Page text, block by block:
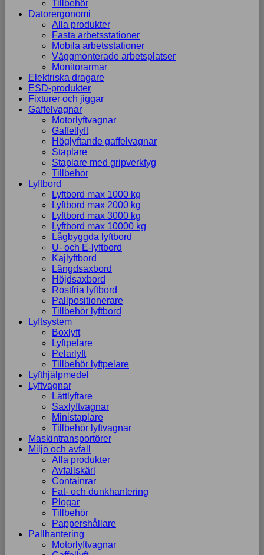
Tillbehör
Datorergonomi
Alla produkter
Fasta arbetsstationer
Mobila arbetsstationer
Väggmonterade arbetsplatser
Monitorarmar
Elektriska dragare
ESD-produkter
Fixturer och jiggar
Gaffelvagnar
Motorlyftvagnar
Gaffellyft
Höglyftande gaffelvagnar
Staplare
Staplare med gripverktyg
Tillbehör
Lyftbord
Lyftbord max 1000 kg
Lyftbord max 2000 kg
Lyftbord max 3000 kg
Lyftbord max 10000 kg
Lågbyggda lyftbord
U- och E-lyftbord
Kajlyftbord
Längdsaxbord
Höjdsaxbord
Rostfria lyftbord
Pallpositionerare
Tillbehör lyftbord
Lyftsystem
Boxlyft
Lyftpelare
Pelarlyft
Tillbehör lyftpelare
Lyfthjälpmedel
Lyftvagnar
Lättlyftare
Saxlyftvagnar
Ministaplare
Tillbehör lyftvagnar
Maskintransportörer
Miljö och avfall
Alla produkter
Avfallskärl
Containrar
Fat- och dunkhantering
Plogar
Tillbehör
Pappershållare
Pallhantering
Motorlyftvagnar